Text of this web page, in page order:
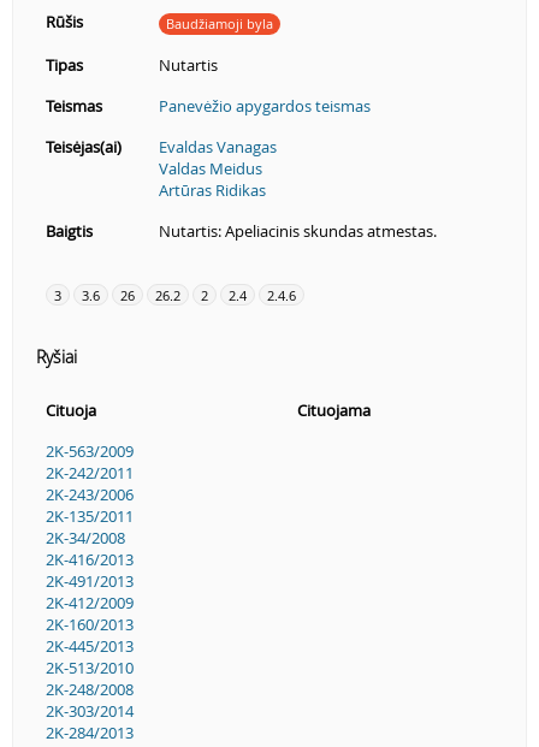
Rūšis
Baudžiamoji byla
Tipas
Nutartis
Teismas
Panevėžio apygardos teismas
Teisėjas(ai)
Evaldas Vanagas
Valdas Meidus
Artūras Ridikas
Baigtis
Nutartis: Apeliacinis skundas atmestas.
3 3.6 26 26.2 2 2.4 2.4.6
Ryšiai
Cituoja
Cituojama
2K-563/2009
2K-242/2011
2K-243/2006
2K-135/2011
2K-34/2008
2K-416/2013
2K-491/2013
2K-412/2009
2K-160/2013
2K-445/2013
2K-513/2010
2K-248/2008
2K-303/2014
2K-284/2013